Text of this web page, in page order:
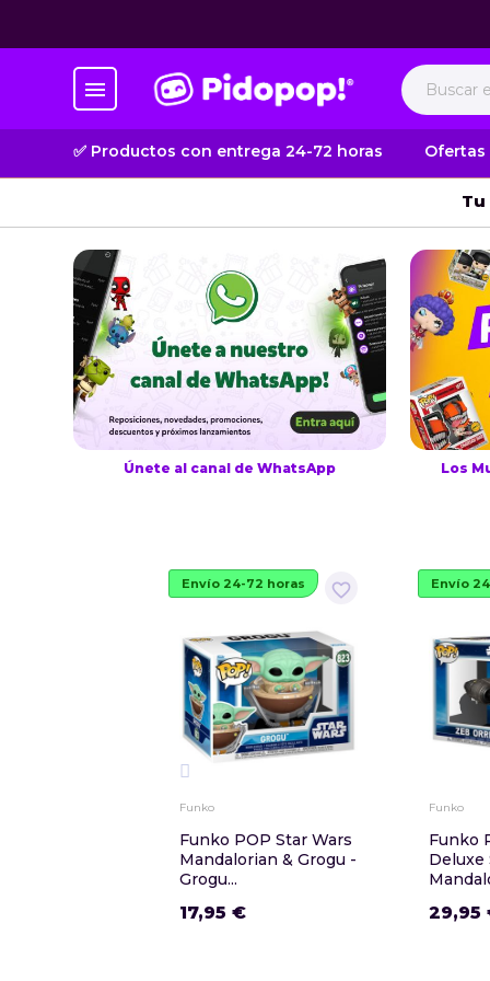
✅ Productos con entrega 24-72 horas Ofertas
Tu
Únete al canal de WhatsApp Los
favorite_border
Envío 24-72 horas
Funko
Funko POP Star Wars
Mandalorian & Grogu -
Grogu...
17,95 €
Envío
Funko
Funko
Deluxe
29,95